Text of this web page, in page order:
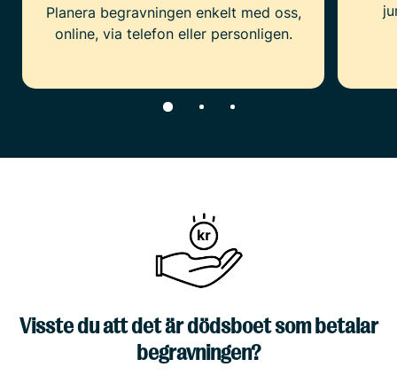
Planera begravningen enkelt med oss,
online, via telefon eller personligen.
Visste du att det är dödsboet som betalar
begravningen?